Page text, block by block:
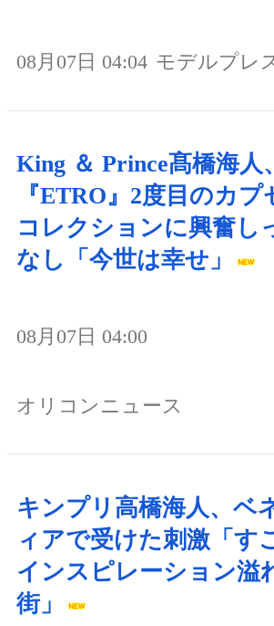
08月07日 04:04 モデルプレ
King ＆ Prince髙橋海人、
『ETRO』2度目のカプ
コレクションに興奮し
なし「今世は幸せ」
08月07日 04:00
オリコンニュース
キンプリ高橋海人、ベ
ィアで受けた刺激「す
インスピレーション溢
街」